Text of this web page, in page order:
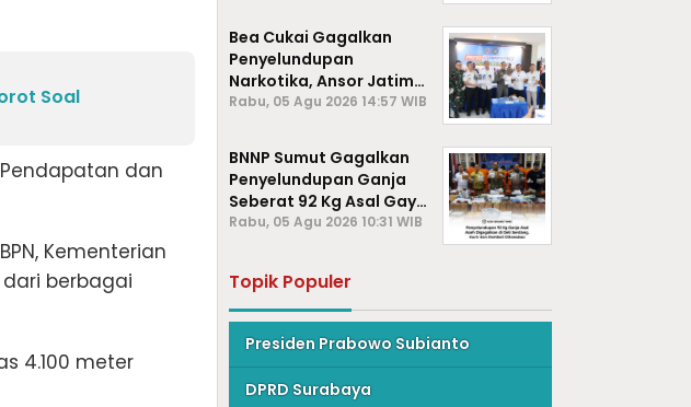
Soal
dan
Kementerian
berbagai
4.100 meter
Bea Cukai Gagalkan
Penyelundupan
Narkotika, Ansor Jatim
Negara Tak Kalah dari
Rabu, 05 Agu 2026 14:57 WIB
BNNP Sumut Gagalkan
Penyelundupan Ganja
Seberat 92 Kg Asal Gayo
Lues, Aceh.
Rabu, 05 Agu 2026 10:31 WIB
Topik Populer
Presiden Prabowo Subianto
DPRD Surabaya